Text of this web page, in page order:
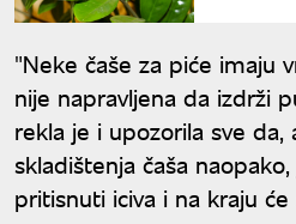
"Neke čaše za piće imaju
nije napravljena da izdrži
rekla je i upozorila sve da,
skladištenja čaša
pritisnuti iciva i na kraju će